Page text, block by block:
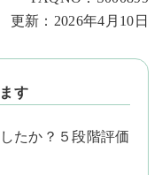
更新：2026年4月10日
す
たか？５段階評価